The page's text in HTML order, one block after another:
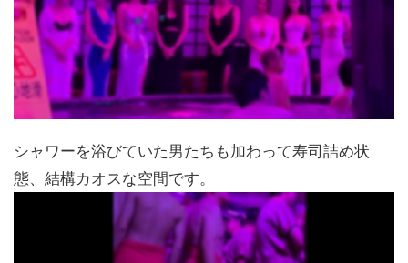
シャワーを浴びていた男たちも加わって寿司詰め状
態、結構カオスな空間です。